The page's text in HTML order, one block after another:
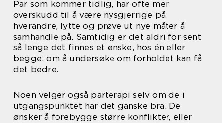
Par som kommer tidlig, har ofte mer
overskudd til å være nysgjerrige på
hverandre, lytte og prøve ut nye måter å
samhandle på. Samtidig er det aldri for sent
så lenge det finnes et ønske, hos én eller
begge, om å undersøke om forholdet kan få
det bedre.
Noen velger også parterapi selv om de i
utgangspunktet har det ganske bra. De
ønsker å forebygge større konflikter, eller